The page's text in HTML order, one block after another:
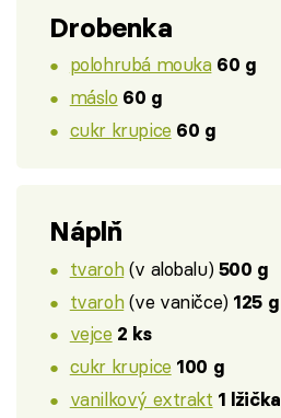
Drobenka
polohrubá mouka 60 g
máslo 60 g
cukr krupice 60 g
Náplň
tvaroh(v alobalu) 500 g
tvaroh(ve vaničce) 125 g
vejce 2 ks
cukr krupice 100 g
vanilkový extrakt 1 lžička